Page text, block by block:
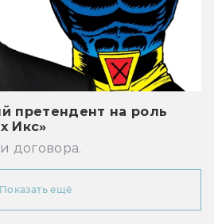
претендент на роль
Икс»
договора.
Показать ещё